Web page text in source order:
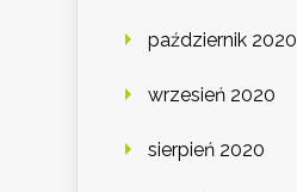
październik 2020
wrzesień 2020
sierpień 2020